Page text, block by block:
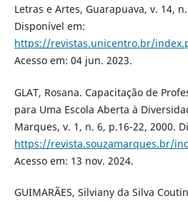
Letras e Artes, Guarapuava, v. 14,
Disponível em:
https://revistas.unicentro.br/
Acesso em: 04 jun. 2023.
GLAT, Rosana. Capacitação de
para Uma Escola Aberta à
Marques, v. 1, n. 6, p.16-22, 2000.
https://revista.souzamarques.br/
Acesso em: 13 nov. 2024.
GUIMARÃES, Silviany da Silva